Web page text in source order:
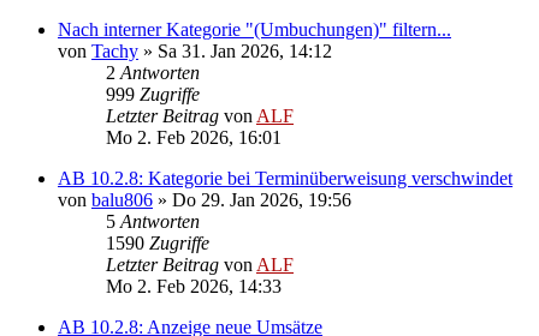
Nach interner Kategorie "(Umbuchungen)" filtern...
von Tachy » Sa 31. Jan 2026, 14:12
2 Antworten
999 Zugriffe
Letzter Beitrag von ALF
Mo 2. Feb 2026, 16:01
AB 10.2.8: Kategorie bei Terminüberweisung verschwindet
von balu806 » Do 29. Jan 2026, 19:56
5 Antworten
1590 Zugriffe
Letzter Beitrag von ALF
Mo 2. Feb 2026, 14:33
AB 10.2.8: Anzeige neue Umsätze